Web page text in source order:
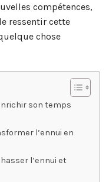
compétences,
ressentir cette
chose
son temps
l’ennui en
l’ennui et